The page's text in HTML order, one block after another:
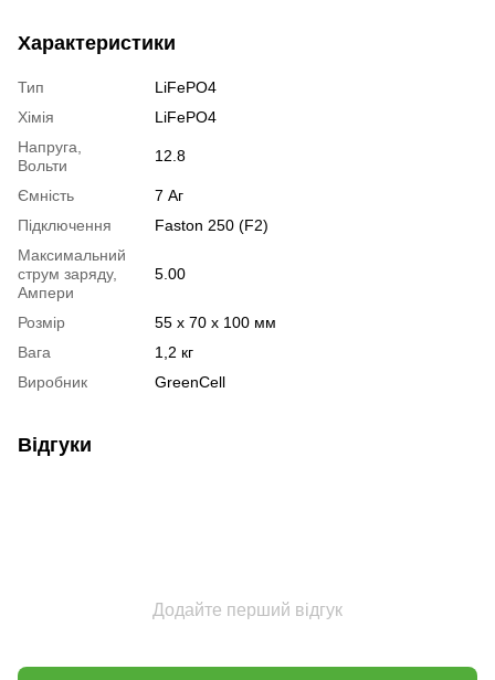
Характеристики
Тип
LiFePO4
Хімія
LiFePO4
Напруга,
Вольти
12.8
Ємність
7 Аг
Підключення
Faston 250 (F2)
Максимальний
струм заряду,
Ампери
5.00
Розмір
55 x 70 x 100 мм
Вага
1,2 кг
Виробник
GreenCell
Відгуки
Додайте перший відгук